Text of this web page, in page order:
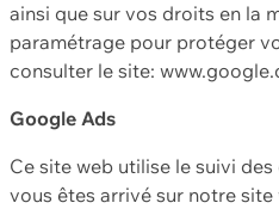
ainsi que sur vos droits en la
paramétrage pour protéger
consulter le site:
Google Ads
Ce site web utilise le suivi
vous êtes arrivé sur notre